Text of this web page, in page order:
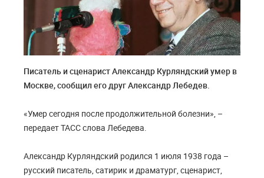
Писатель и сценарист Александр Курляндский умер в
Москве, сообщил его друг Александр Лебедев.
«Умер сегодня после продолжительной болезни», –
передает ТАСС слова Лебедева.
Александр Курляндский родился 1 июля 1938 года –
русский писатель, сатирик и драматург, сценарист,